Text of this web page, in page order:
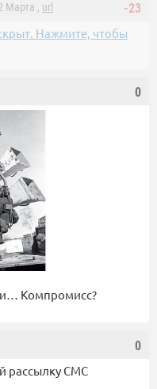
-23
Марта , url
Нажмите, чтобы
0
Компромисс?
0
рассылку СМС